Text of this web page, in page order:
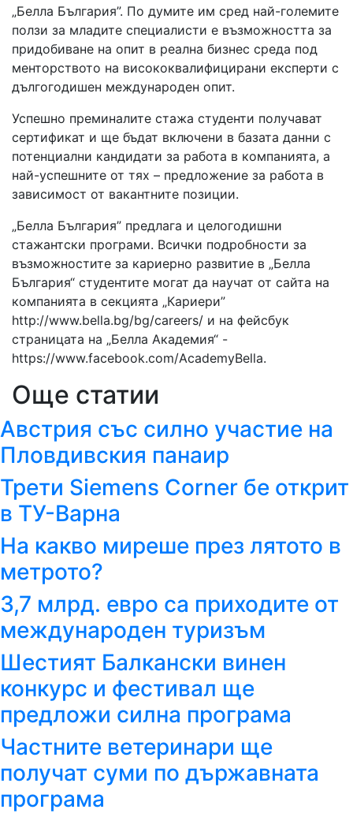
„Белла България”. По думите им сред най-големите
ползи за младите специалисти е възможността за
придобиване на опит в реална бизнес среда под
менторството на висококвалифицирани експерти с
дългогодишен международен опит.
Успешно преминалите стажа студенти получават
сертификат и ще бъдат включени в базата данни с
потенциални кандидати за работа в компанията, а
най-успешните от тях – предложение за работа в
зависимост от вакантните позиции.
„Белла България” предлага и целогодишни
стажантски програми. Всички подробности за
възможностите за кариерно развитие в „Белла
България“ студентите могат да научат от сайта на
компанията в секцията „Кариери”
http://www.bella.bg/bg/careers/ и на фейсбук
страницата на „Белла Академия“ -
https://www.facebook.com/AcademyBella.
Още статии
Австрия със силно участие на
Пловдивския панаир
Трети Siemens Corner бе открит
в ТУ-Варна
На какво миреше през лятото в
метрото?
3,7 млрд. евро са приходите от
международен туризъм
Шестият Балкански винен
конкурс и фестивал ще
предложи силна програма
Частните ветеринари ще
получат суми по държавната
програма